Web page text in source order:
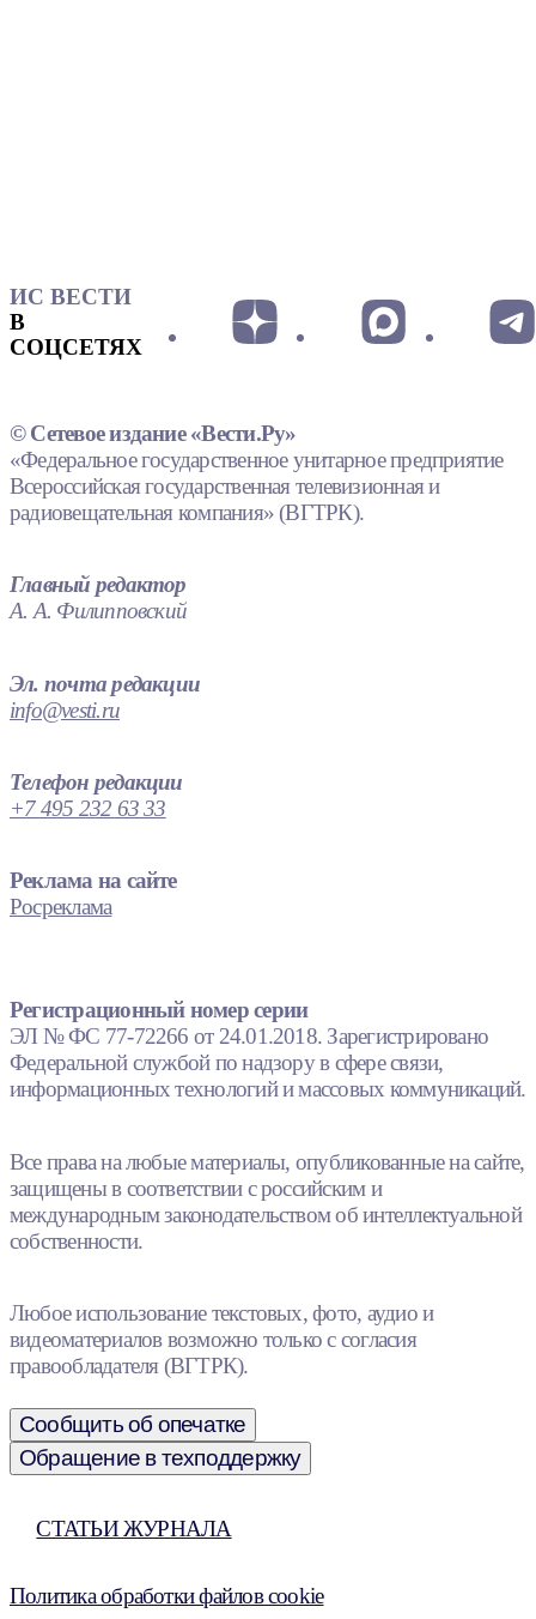
ИС ВЕСТИ
В
СОЦСЕТЯХ
© Сетевое издание «Вести.Ру»
«Федеральное государственное унитарное предприятие
Всероссийская государственная телевизионная и
радиовещательная компания» (ВГТРК).
Главный редактор
А. А. Филипповский
Эл. почта редакции
info@vesti.ru
Телефон редакции
+7 495 232 63 33
Реклама на сайте
Росреклама
Регистрационный номер серии
ЭЛ № ФС 77-72266 от 24.01.2018. Зарегистрировано
Федеральной службой по надзору в сфере связи,
информационных технологий и массовых коммуникаций.
Все права на любые материалы, опубликованные на сайте,
защищены в соответствии с российским и
международным законодательством об интеллектуальной
собственности.
Любое использование текстовых, фото, аудио и
видеоматериалов возможно только с согласия
правообладателя (ВГТРК).
Сообщить об опечатке
Обращение в техподдержку
СТАТЬИ ЖУРНАЛА
Политика обработки файлов cookie